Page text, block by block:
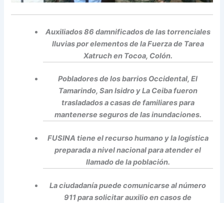
Auxiliados 86 damnificados de las torrenciales
lluvias por elementos de la Fuerza de Tarea
Xatruch en Tocoa, Colón.
Pobladores de los barrios Occidental, El
Tamarindo, San Isidro y La Ceiba fueron
trasladados a casas de familiares para
mantenerse seguros de las inundaciones.
FUSINA tiene el recurso humano y la logística
preparada a nivel nacional para atender el
llamado de la población.
La ciudadanía puede comunicarse al número
911 para solicitar auxilio en casos de